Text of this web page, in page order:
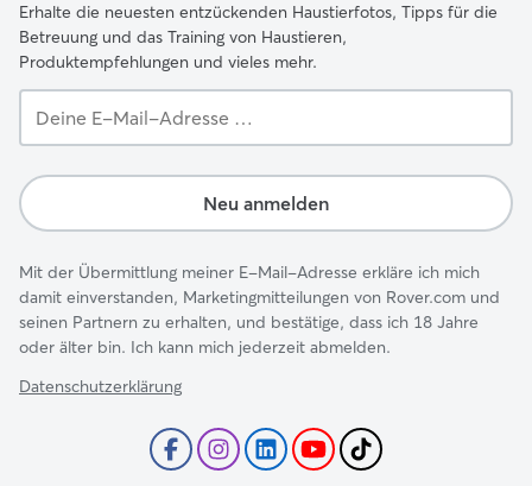
Erhalte die neuesten entzückenden Haustierfotos, Tipps für die
Betreuung und das Training von Haustieren,
Produktempfehlungen und vieles mehr.
E-
Adresse …
Neu anmelden
Mit der Übermittlung meiner E-Mail-Adresse erkläre ich mich
damit einverstanden, Marketingmitteilungen von Rover.com und
seinen Partnern zu erhalten, und bestätige, dass ich 18 Jahre
oder älter bin. Ich kann mich jederzeit abmelden.
Datenschutzerklärung